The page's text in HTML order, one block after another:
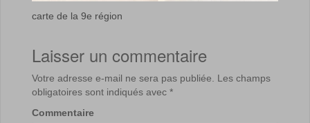
carte de la 9e région
Laisser un commentaire
Votre adresse e-mail ne sera pas publiée. Les champs
obligatoires sont indiqués avec *
Commentaire